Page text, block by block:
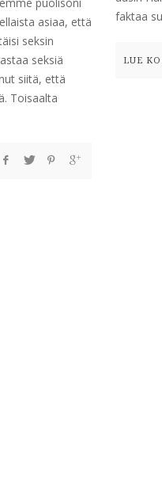
asiaa, että
seksin
seksiä
siitä, että
Toisaalta
faktaa
LUE